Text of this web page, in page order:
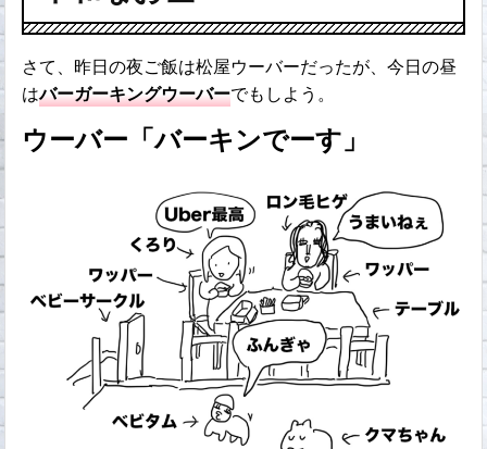
さて、昨日の夜ご飯は松屋ウーバーだったが、今日の昼
はバーガーキングウーバーでもしよう。
ウーバー「バーキンでーす」